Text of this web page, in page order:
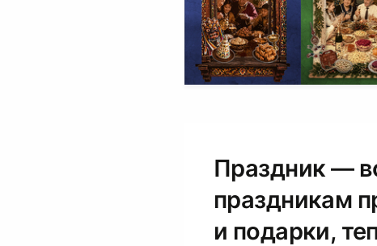
Праздник —
праздникам
и подарки,